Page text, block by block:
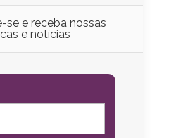
se e receba nossas
e notícias